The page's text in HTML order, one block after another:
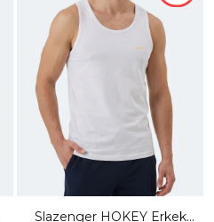
Slazenger HOKEY Erkek